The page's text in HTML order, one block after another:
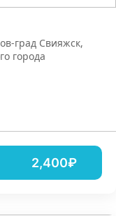
град Свияжск,
города
2,400₽